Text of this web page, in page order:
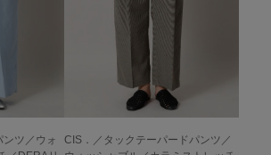
ツ／ウォ
CIS．／タックテーパードパンツ／